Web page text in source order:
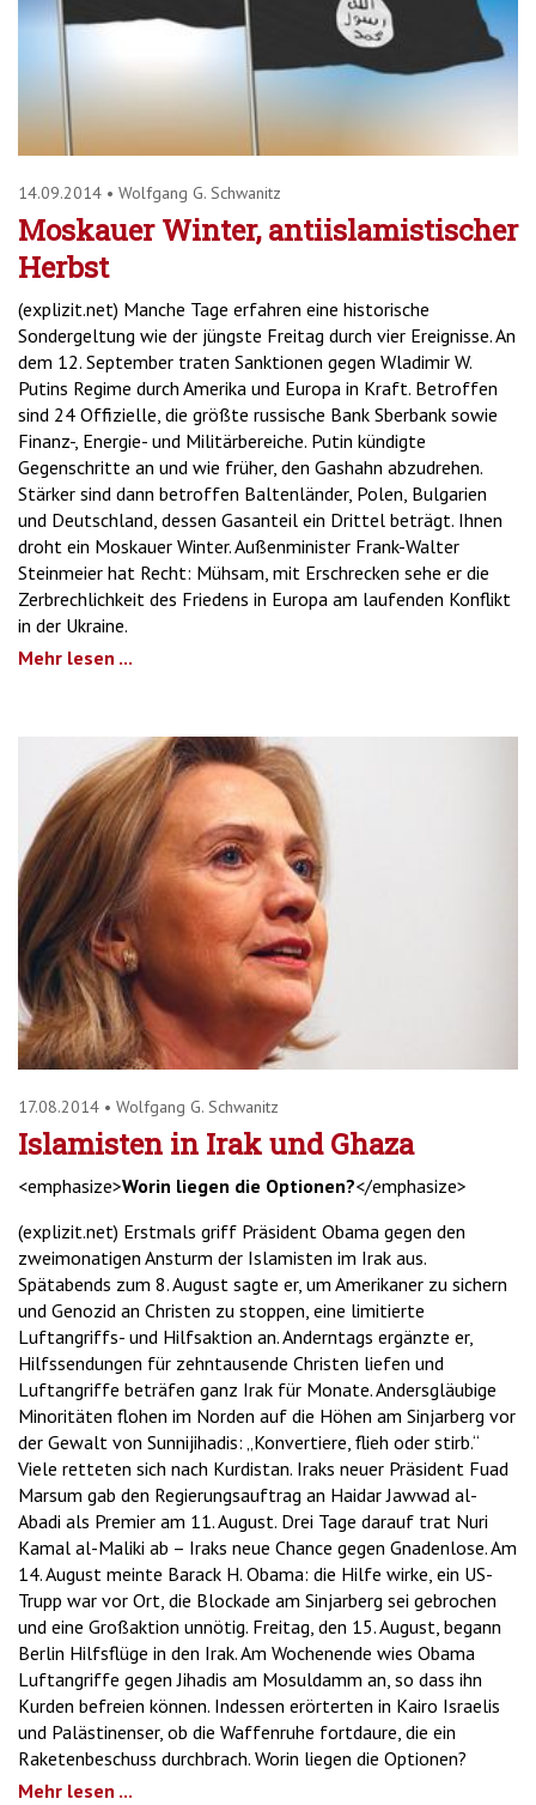
14.09.2014 • Wolfgang G. Schwanitz
Moskauer Winter, antiislamistischer
Herbst
(explizit.net) Manche Tage erfahren eine historische
Sondergeltung wie der jüngste Freitag durch vier Ereignisse. An
dem 12. September traten Sanktionen gegen Wladimir W.
Putins Regime durch Amerika und Europa in Kraft. Betroffen
sind 24 Offizielle, die größte russische Bank Sberbank sowie
Finanz-, Energie- und Militärbereiche. Putin kündigte
Gegenschritte an und wie früher, den Gashahn abzudrehen.
Stärker sind dann betroffen Baltenländer, Polen, Bulgarien
und Deutschland, dessen Gasanteil ein Drittel beträgt. Ihnen
droht ein Moskauer Winter. Außenminister Frank-Walter
Steinmeier hat Recht: Mühsam, mit Erschrecken sehe er die
Zerbrechlichkeit des Friedens in Europa am laufenden Konflikt
in der Ukraine.
Mehr lesen ...
17.08.2014 • Wolfgang G. Schwanitz
Islamisten in Irak und Ghaza
<emphasize>Worin liegen die Optionen?</emphasize>
(explizit.net) Erstmals griff Präsident Obama gegen den
zweimonatigen Ansturm der Islamisten im Irak aus.
Spätabends zum 8. August sagte er, um Amerikaner zu sichern
und Genozid an Christen zu stoppen, eine limitierte
Luftangriffs- und Hilfsaktion an. Anderntags ergänzte er,
Hilfssendungen für zehntausende Christen liefen und
Luftangriffe beträfen ganz Irak für Monate. Andersgläubige
Minoritäten flohen im Norden auf die Höhen am Sinjarberg vor
der Gewalt von Sunnijihadis: „Konvertiere, flieh oder stirb.“
Viele retteten sich nach Kurdistan. Iraks neuer Präsident Fuad
Marsum gab den Regierungsauftrag an Haidar Jawwad al-
Abadi als Premier am 11. August. Drei Tage darauf trat Nuri
Kamal al-Maliki ab – Iraks neue Chance gegen Gnadenlose. Am
14. August meinte Barack H. Obama: die Hilfe wirke, ein US-
Trupp war vor Ort, die Blockade am Sinjarberg sei gebrochen
und eine Großaktion unnötig. Freitag, den 15. August, begann
Berlin Hilfsflüge in den Irak. Am Wochenende wies Obama
Luftangriffe gegen Jihadis am Mosuldamm an, so dass ihn
Kurden befreien können. Indessen erörterten in Kairo Israelis
und Palästinenser, ob die Waffenruhe fortdaure, die ein
Raketenbeschuss durchbrach. Worin liegen die Optionen?
Mehr lesen ...